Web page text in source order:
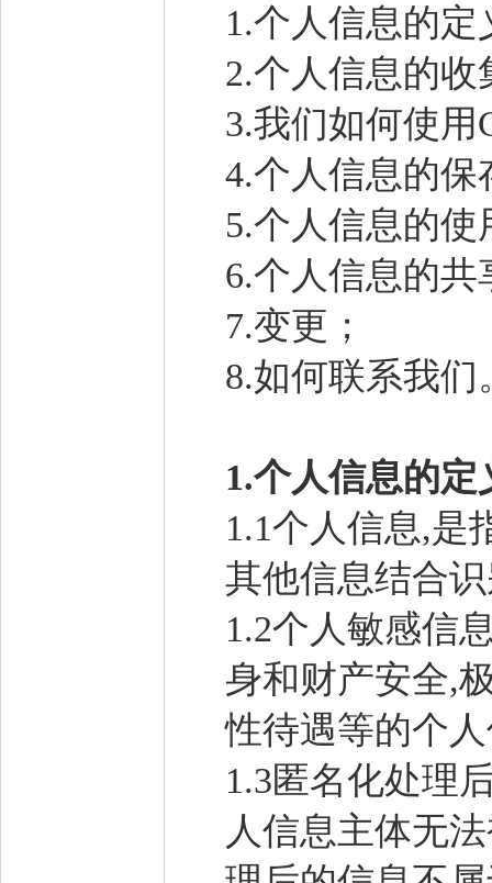
1.个人信息的定
2.个人信息的收
3.我们如何使用
4.个人信息的保
5.个人信息的使
6.个人信息的
7.变更；
8.如何联系我们
1.个人信息的定
1.1个人信息,是
其他信息结合
1.2个人敏感信
身和财产安全,
性待遇等的个
1.3匿名化处理
人信息主体无